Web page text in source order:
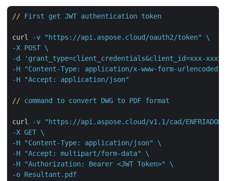
// First get JWT authentication token
curl
-v "https://api.aspose.cloud/oauth2/token" \
-X POST \
-d 'grant_type=client_credentials&client_id=xxx-
-H "Content-Type: application/x-www-form-
-H "Accept: application/json"
// command to convert DWG to PDF format
curl
-v "https://api.aspose.cloud/v1.1/cad/
-X GET \
-H "Content-Type: application/json" \
-H "Accept: multipart/form-data" \
-H "Authorization: Bearer <JWT Token>" \
-o Resultant.pdf